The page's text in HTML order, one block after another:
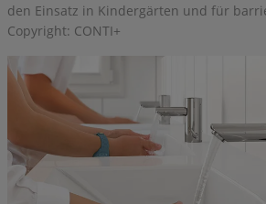
den Einsatz in Kindergärten und für
Copyright: CONTI+